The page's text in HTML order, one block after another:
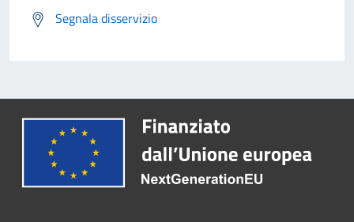
Segnala disservizio